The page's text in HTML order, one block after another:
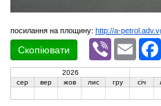
посилання на площину: http://a-
Скопіювати
Viber Email
2026
сер
вер жов лис гру січ